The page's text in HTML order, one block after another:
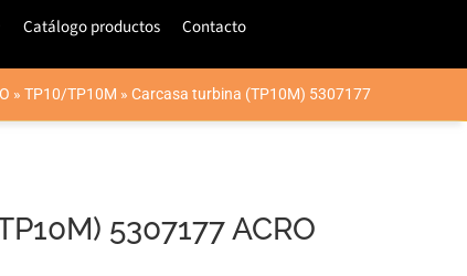
Catálogo productos Contacto
» TP10/TP10M » Carcasa turbina (TP10M) 5307177
5307177 ACRO